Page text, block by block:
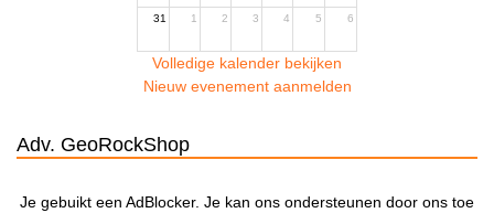
31 1 2 3 4 5 6
Volledige kalender bekijken
Nieuw evenement aanmelden
Adv. GeoRockShop
Je gebuikt een AdBlocker. Je kan ons ondersteunen door ons toe